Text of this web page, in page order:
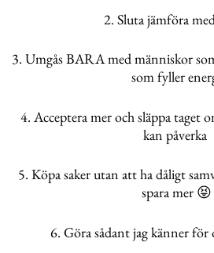
2. Sluta jämföra
3. Umgås BARA med människor
som fyller
4. Acceptera mer och släppa taget
kan påverka
5. Köpa saker utan att ha dåligt
spara mer 😝
6. Göra sådant jag känner för